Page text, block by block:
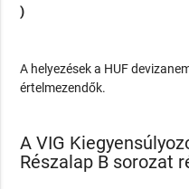
)
A helyezések a HUF
értelmezendők.
A VIG
Részalap B sorozat